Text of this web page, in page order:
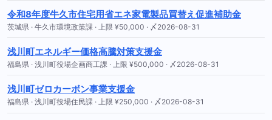
令和8年度牛久市住宅用省エネ家電製品買替え促進補助金
茨城県 · 牛久市環境政策課 · 上限 ¥50,000 · 〆2026-08-31
浅川町エネルギー価格高騰対策支援金
福島県 · 浅川町役場企画商工課 · 上限 ¥500,000 · 〆2026-08-31
浅川町ゼロカーボン事業支援金
福島県 · 浅川町役場住民課 · 上限 ¥250,000 · 〆2026-08-31